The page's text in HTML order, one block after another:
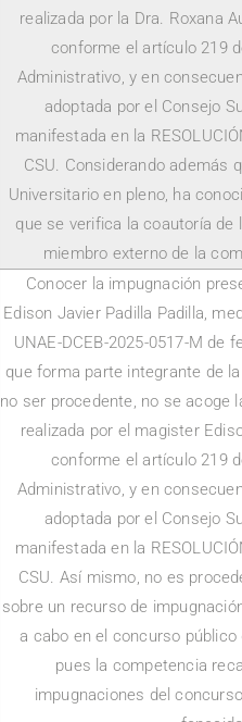
realizada por la Dra. Roxana
conforme el artículo 219
Administrativo, y en
adoptada por el Consejo
manifestada en la
CSU. Considerando además
Universitario en pleno, ha
que se verifica la coautoría de
miembro externo de la
Conocer la impugnación
Edison Javier Padilla Padilla,
UNAE-DCEB-2025-0517-M de
que forma parte integrante de
no ser procedente, no se acoge
realizada por el magister
conforme el artículo 219
Administrativo, y en
adoptada por el Consejo
manifestada en la
CSU. Así mismo, no es
sobre un recurso de
a cabo en el concurso
pues la competencia
impugnaciones del